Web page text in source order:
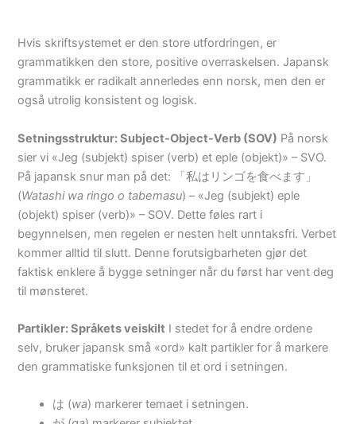
Hvis skriftsystemet er den store utfordringen, er
grammatikken den store, positive overraskelsen. Japansk
grammatikk er radikalt annerledes enn norsk, men den er
også utrolig konsistent og logisk.
Setningsstruktur: Subject-Object-Verb (SOV) På norsk
sier vi «Jeg (subjekt) spiser (verb) et eple (objekt)» – SVO.
På japansk snur man på det: 「私はリンゴを食べます」
(Watashi wa ringo o tabemasu) – «Jeg (subjekt) eple
(objekt) spiser (verb)» – SOV. Dette føles rart i
begynnelsen, men regelen er nesten helt unntaksfri. Verbet
kommer alltid til slutt. Denne forutsigbarheten gjør det
faktisk enklere å bygge setninger når du først har vent deg
til mønsteret.
Partikler: Språkets veiskilt I stedet for å endre ordene
selv, bruker japansk små «ord» kalt partikler for å markere
den grammatiske funksjonen til et ord i setningen.
は (wa) markerer temaet i setningen.